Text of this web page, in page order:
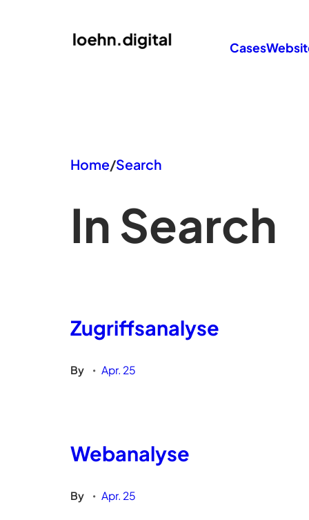
Cases
Home/Search
In Search
Zugriffsanalyse
By • Apr. 25
Webanalyse
By • Apr. 25